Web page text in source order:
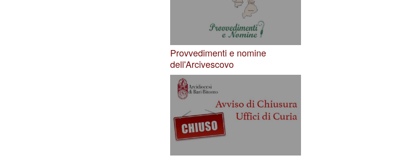
Provvedimenti e nomine
dell'Arcivescovo